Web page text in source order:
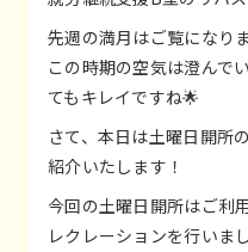
先週の満月はご覧になり
この時期の空気は澄んで
てもキレイですね︎🌟
さて、本日は土曜日開所
紹介いたします！
今回の土曜日開所はご利
レクレーションを行いま